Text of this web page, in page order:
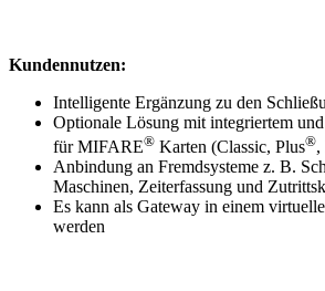
Kundennutzen:
Intelligente Ergänzung zu den
Optionale Lösung mit integriertem
für MIFARE® Karten (Classic, Plus®,
Anbindung an Fremdsysteme z. B.
Maschinen, Zeiterfassung und
Es kann als Gateway in einem
werden